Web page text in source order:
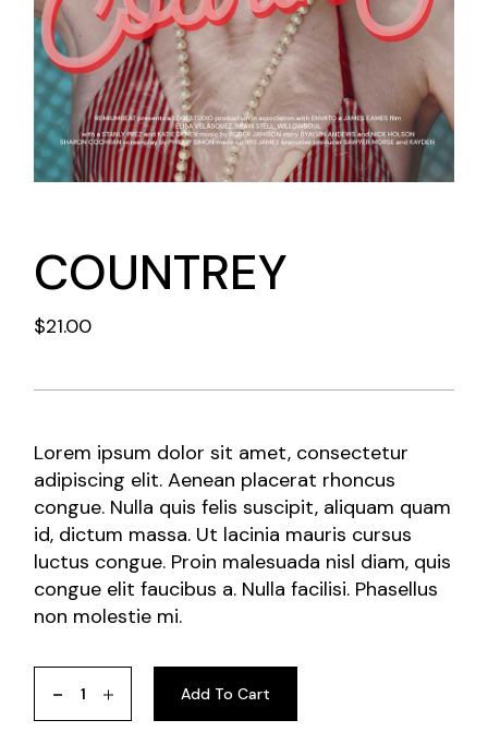
COUNTREY
$21.00
Lorem ipsum dolor sit amet, consectetur
adipiscing elit. Aenean placerat rhoncus
congue. Nulla quis felis suscipit, aliquam quam
id, dictum massa. Ut lacinia mauris cursus
luctus congue. Proin malesuada nisl diam, quis
congue elit faucibus a. Nulla facilisi. Phasellus
non molestie mi.
Add To Cart